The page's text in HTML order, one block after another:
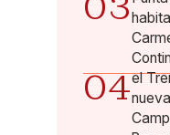
04el